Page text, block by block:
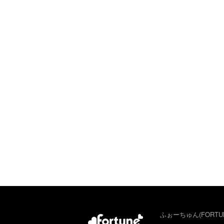
ふぉーちゅん